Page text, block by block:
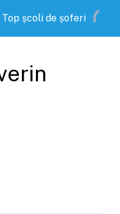
Top școli de șoferi